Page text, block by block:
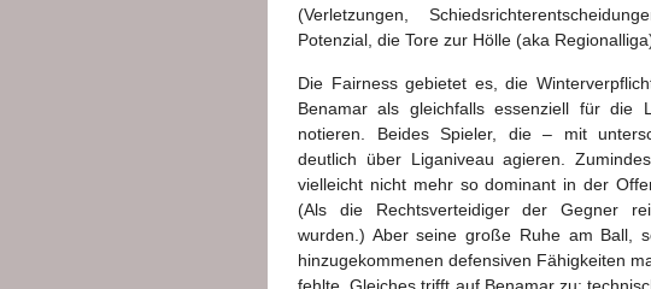
(Verletzungen,
Potenzial, die Tore zur Hölle (aka
Die Fairness gebietet es, die
Benamar als gleichfalls essenziell für die
notieren. Beides Spieler, die – mit
deutlich über Liganiveau agieren.
vielleicht nicht mehr so dominant in der
(Als die Rechtsverteidiger der Gegner
wurden.) Aber seine große Ruhe am Ball,
hinzugekommenen defensiven Fähigkeiten
fehlte. Gleiches trifft auf Benamar zu: